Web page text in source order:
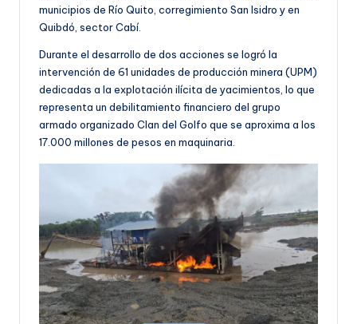
municipios de Río Quito, corregimiento San Isidro y en
Quibdó, sector Cabí.
Durante el desarrollo de dos acciones se logró la
intervención de 61 unidades de producción minera (UPM)
dedicadas a la explotación ilícita de yacimientos, lo que
representa un debilitamiento financiero del grupo
armado organizado Clan del Golfo que se aproxima a los
17.000 millones de pesos en maquinaria.